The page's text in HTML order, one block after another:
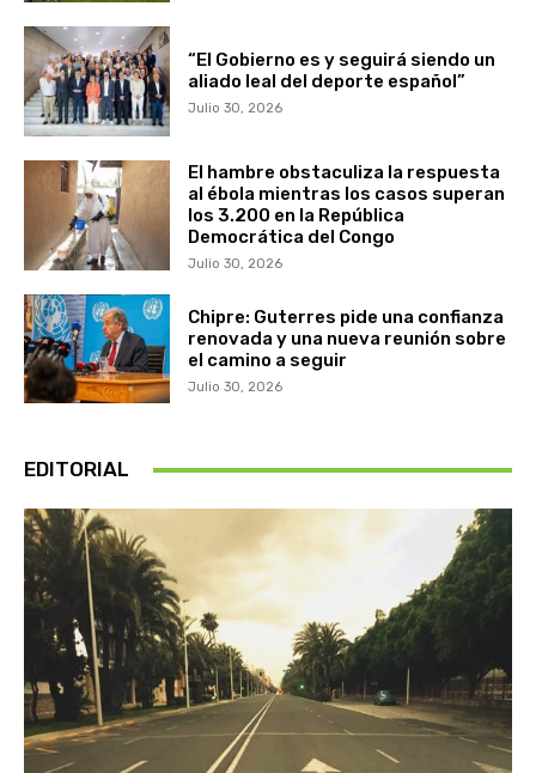
“El Gobierno es y seguirá siendo un
aliado leal del deporte español”
Julio 30, 2026
El hambre obstaculiza la respuesta
al ébola mientras los casos superan
los 3.200 en la República
Democrática del Congo
Julio 30, 2026
Chipre: Guterres pide una confianza
renovada y una nueva reunión sobre
el camino a seguir
Julio 30, 2026
EDITORIAL